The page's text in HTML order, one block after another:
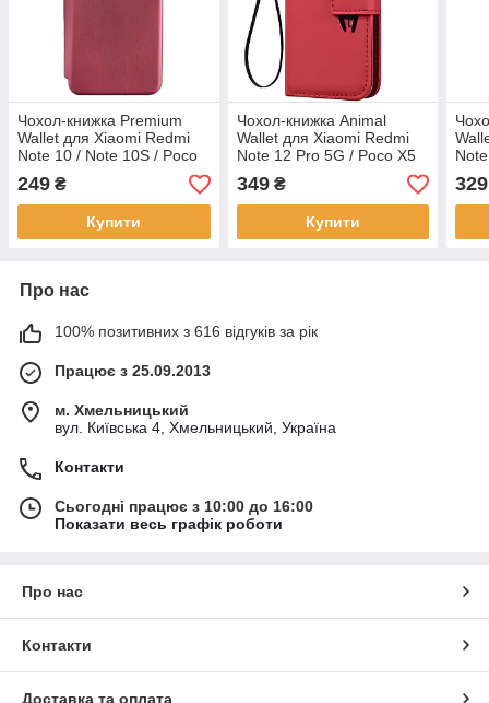
Чохол-книжка Premium
Wallet для Xiaomi Redmi
Note 10 / Note 10S / Poco
M5s Marsala
249 ₴
Купити
Чохол-книжка Animal
Wallet для Xiaomi Redmi
Note 12 Pro 5G / Poco X5
Pro 5G Cat
349₴
Купити
Blue
329
Про нас
100% позитивних з 616 відгуків за рік
Працює з 25.09.2013
м. Хмельницький
вул. Київська 4, Хмельницький, Україна
Контакти
Сьогодні працює з 10:00 до 16:00
Показати весь графік роботи
Про нас
Контакти
Доставка та оплата